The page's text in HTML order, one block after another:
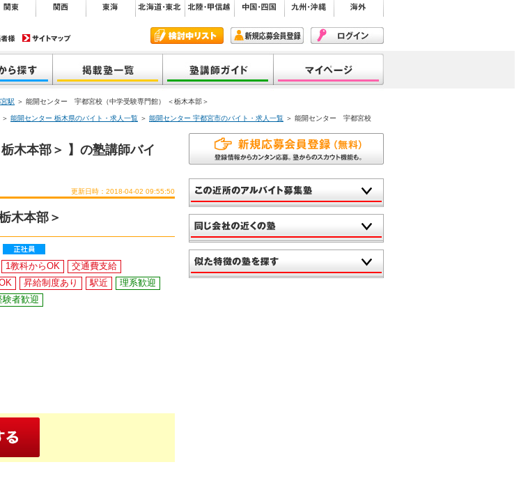
駅 ＞ 能開センター 宇都宮校（中学受験専門館） ＜栃木本部＞
＞ 能開センター 栃木県のバイト・求人一覧 ＞ 能開センター 宇都宮市のバイト・求人一覧 ＞ 能開センター 宇都宮校
木本部＞ 】の塾講師バイ
更新日時：2018-04-02 09:55:50
木本部＞
1教科からOK
交通費支給
昇給制度あり 駅近
理系歓迎
験者歓迎